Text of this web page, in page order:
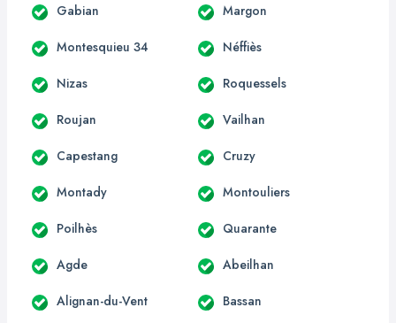
Gabian Margon
Montesquieu 34 Néffiès
Nizas Roquessels
Roujan Vailhan
Capestang Cruzy
Montady Montouliers
Poilhès Quarante
Agde Abeilhan
Alignan-du-Vent Bassan